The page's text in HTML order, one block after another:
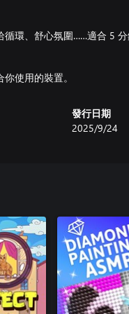
環、舒心氛圍……適合 5
使用的裝置。
發行日期
2025/9/24